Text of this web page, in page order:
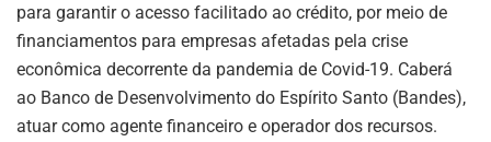
para garantir o acesso facilitado ao crédito, por meio de
financiamentos para empresas afetadas pela crise
econômica decorrente da pandemia de Covid-19. Caberá
ao Banco de Desenvolvimento do Espírito Santo (Bandes),
atuar como agente financeiro e operador dos recursos.